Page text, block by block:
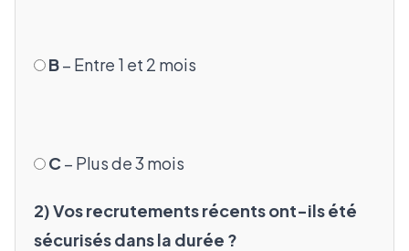
B– Entre 1 et 2 mois
C– Plus de 3 mois
2) Vos recrutements récents ont-ils été
sécurisés dans la durée ?